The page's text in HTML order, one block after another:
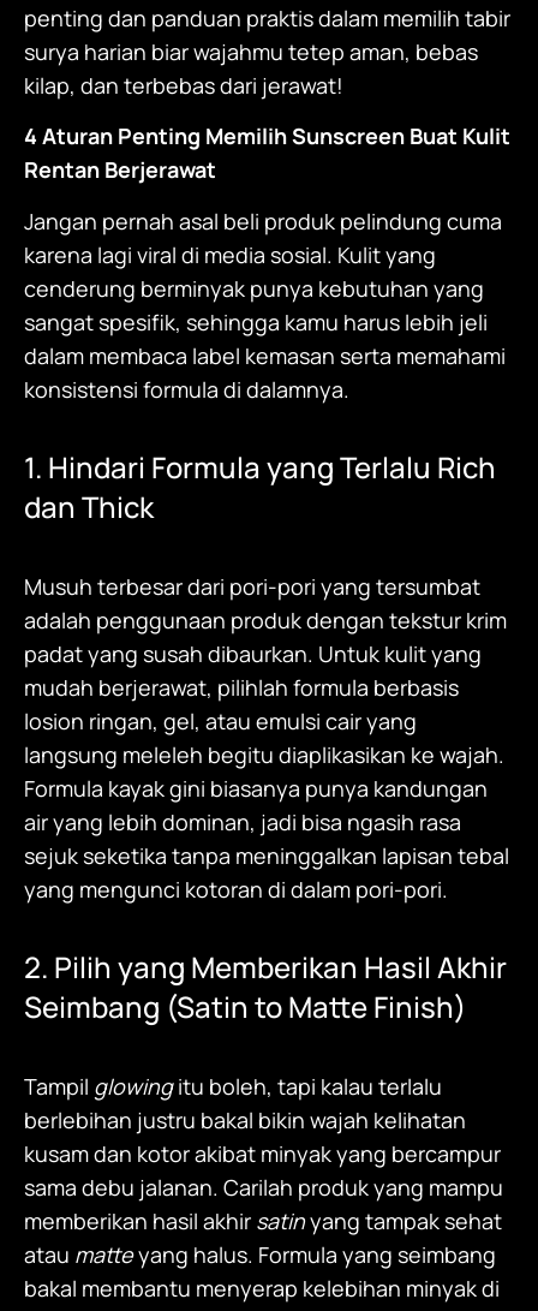
penting dan panduan praktis dalam memilih tabir
surya harian biar wajahmu tetep aman, bebas
kilap, dan terbebas dari jerawat!
4 Aturan Penting Memilih Sunscreen Buat Kulit
Rentan Berjerawat
Jangan pernah asal beli produk pelindung cuma
karena lagi viral di media sosial. Kulit yang
cenderung berminyak punya kebutuhan yang
sangat spesifik, sehingga kamu harus lebih jeli
dalam membaca label kemasan serta memahami
konsistensi formula di dalamnya.
1. Hindari Formula yang Terlalu Rich
dan Thick
Musuh terbesar dari pori-pori yang tersumbat
adalah penggunaan produk dengan tekstur krim
padat yang susah dibaurkan. Untuk kulit yang
mudah berjerawat, pilihlah formula berbasis
losion ringan, gel, atau emulsi cair yang
langsung meleleh begitu diaplikasikan ke wajah.
Formula kayak gini biasanya punya kandungan
air yang lebih dominan, jadi bisa ngasih rasa
sejuk seketika tanpa meninggalkan lapisan tebal
yang mengunci kotoran di dalam pori-pori.
2. Pilih yang Memberikan Hasil Akhir
Seimbang (Satin to Matte Finish)
Tampil glowingitu boleh, tapi kalau terlalu
berlebihan justru bakal bikin wajah kelihatan
kusam dan kotor akibat minyak yang bercampur
sama debu jalanan. Carilah produk yang mampu
memberikan hasil akhir satinyang tampak sehat
atau matteyang halus. Formula yang seimbang
bakal membantu menyerap kelebihan minyak di